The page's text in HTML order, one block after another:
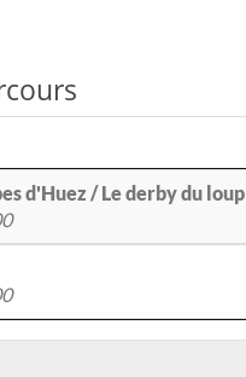
d'Huez / Le derby du loup